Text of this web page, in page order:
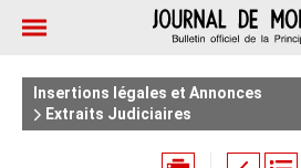
Insertions légales et Annonces
Extraits Judiciaires